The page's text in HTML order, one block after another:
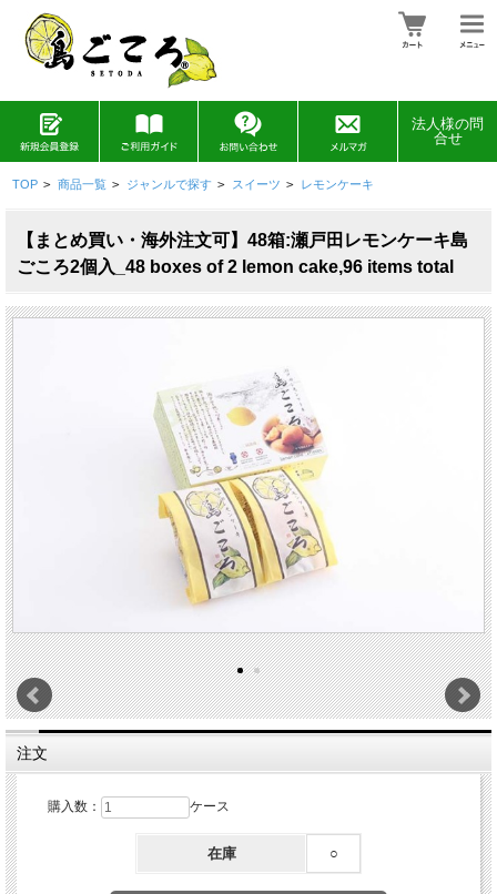
法人様の問
合せ
TOP > 商品一覧 > ジャンルで探す > スイーツ > レモンケーキ
【まとめ買い・海外注文可】48箱:瀬戸田レモンケーキ島
ごころ2個入_48 boxes of 2 lemon cake,96 items total
注文
購入数： ケース
在庫 ○